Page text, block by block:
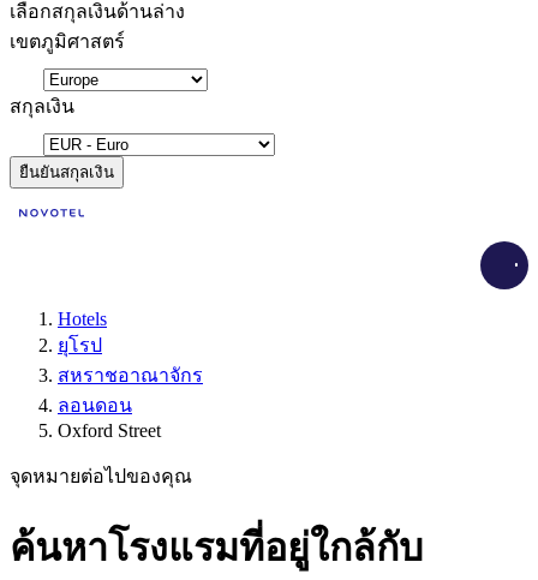
เลือกสกุลเงินด้านล่าง
เขตภูมิศาสตร์
สกุลเงิน
ยืนยันสกุลเงิน
Hotels
ยุโรป
สหราชอาณาจักร
ลอนดอน
Oxford Street
จุดหมายต่อไปของคุณ
ค้นหาโรงแรมที่อยู่ใกล้กับ